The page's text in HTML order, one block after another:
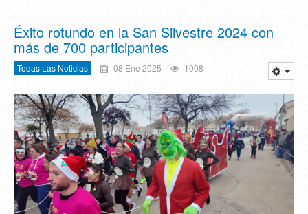
Éxito rotundo en la San Silvestre 2024 con
más de 700 participantes
Todas Las Noticias 08 Ene 2025 1008